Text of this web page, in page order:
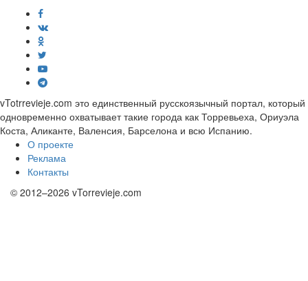
vTotrrevieje.com это единственный русскоязычный портал, который
одновременно охватывает такие города как Торревьеха, Ориуэла
Коста, Аликанте, Валенсия, Барселона и всю Испанию.
О проекте
Реклама
Контакты
© 2012–2026 vTorrevieje.com